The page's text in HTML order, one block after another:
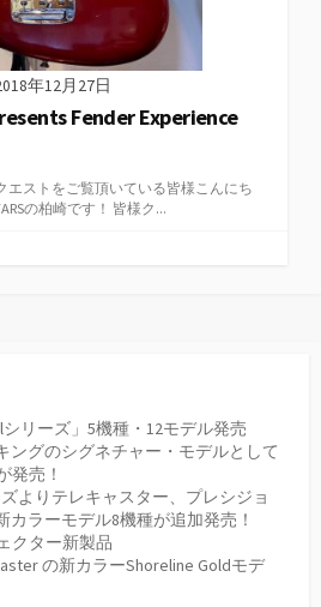
年12月27日
Fender Experience
エストをご覧頂いている皆様こんにち
の柏崎です！ 皆様ク...
リーズ」5機種・12モデル発売
ングのシグネチャー・モデルとして
発売！
よりテレキャスター、プレシジョ
カラーモデル8機種が追加発売！
クター新製品
の新カラーShoreline Goldモデ